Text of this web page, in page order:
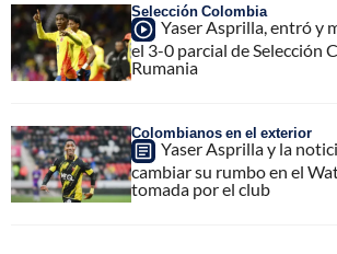
Selección Colombia
Yaser Asprilla, entró y
el 3-0 parcial de Selección
Rumania
Colombianos en el exterior
Yaser Asprilla y la
cambiar su rumbo en el
tomada por el club